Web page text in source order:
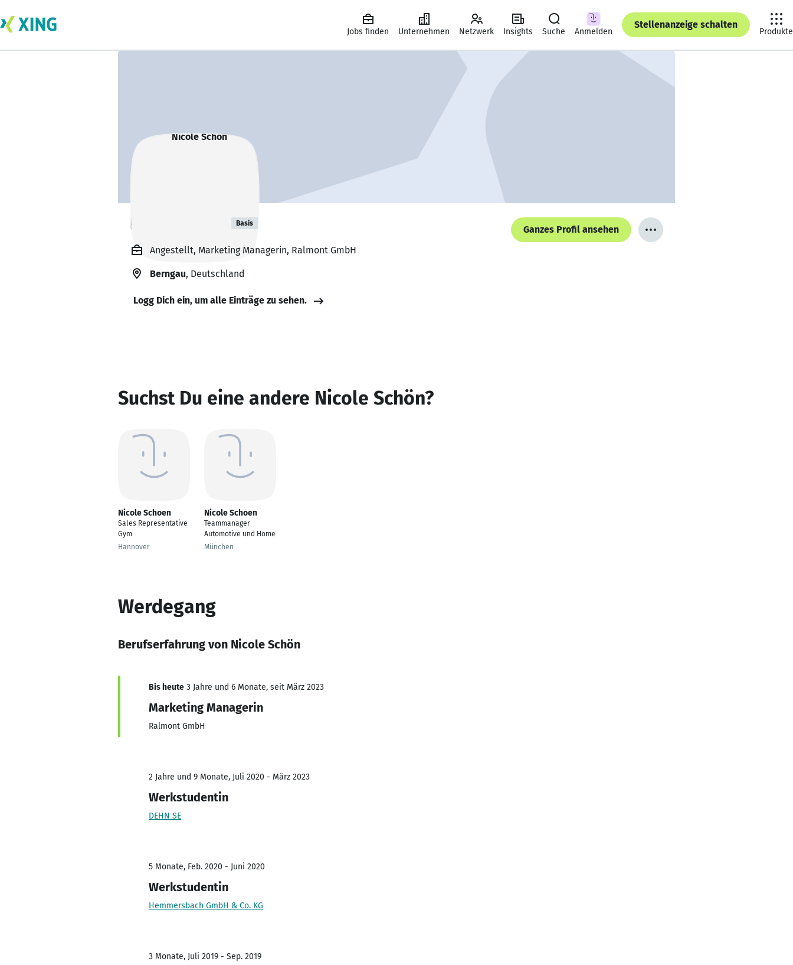
Jobs finden Unternehmen Netzwerk Insights Suche Anmelden
Stellenanzeige schalten
Produkte
Nicole Schön Basis
Ganzes Profil ansehen
Angestellt, Marketing Managerin, Ralmont GmbH
Berngau, Deutschland
Logg Dich ein, um alle Einträge zu sehen.
Suchst Du eine andere Nicole Schön?
Nicole Schoen
Sales Representative
Gym
Hannover
Nicole Schoen
Teammanager
Automotive und Home
München
Werdegang
Berufserfahrung von Nicole Schön
Bis heute 3 Jahre und 6 Monate, seit März 2023
Marketing Managerin
Ralmont GmbH
2 Jahre und 9 Monate, Juli 2020 - März 2023
Werkstudentin
DEHN SE
5 Monate, Feb. 2020 - Juni 2020
Werkstudentin
Hemmersbach GmbH & Co. KG
3 Monate, Juli 2019 - Sep. 2019